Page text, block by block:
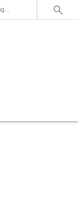
elimina a Francia y